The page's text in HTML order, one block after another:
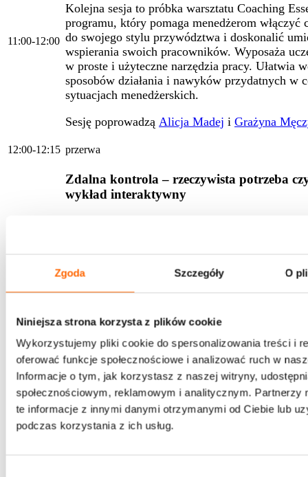
Zgoda Szczegóły O
Niniejsza strona korzysta z plików cookie
Wykorzystujemy pliki cookie do spersonalizowania treści i
oferować funkcje społecznościowe i analizować ruch w
Informacje o tym, jak korzystasz z naszej witryny,
społecznościowym, reklamowym i analitycznym. Partnerzy
te informacje z innymi danymi otrzymanymi od Ciebie lub
podczas korzystania z ich usług.
11:00-12:00
Kolejna sesja to próbka warsztatu Coaching
programu, który pomaga menedżerom włączyć
do swojego stylu przywództwa i doskonalić
wspierania swoich pracowników. Wyposaża
w proste i użyteczne narzędzia pracy. Ułatwia
sposobów działania i nawyków przydatnych w
sytuacjach menedżerskich.
Sesję poprowadzą Alicja Madej i Grażyna
12:00-12:15 przerwa
Zdalna kontrola – rzeczywista potrzeba
wykład interaktywny
że większość rzeczy wymknęła się spod
poczucia, że mamy wpływ na to co się wokół
i może przybierać różne formy. Jakie nowe
podczas wykładu
Sesję poprowadzi Dariusz Fijołek
13:15-14:00 przerwa obiadowa
Przywództwo SLII Experience™–
Po przerwie obiadowej, doświadczą Państwo